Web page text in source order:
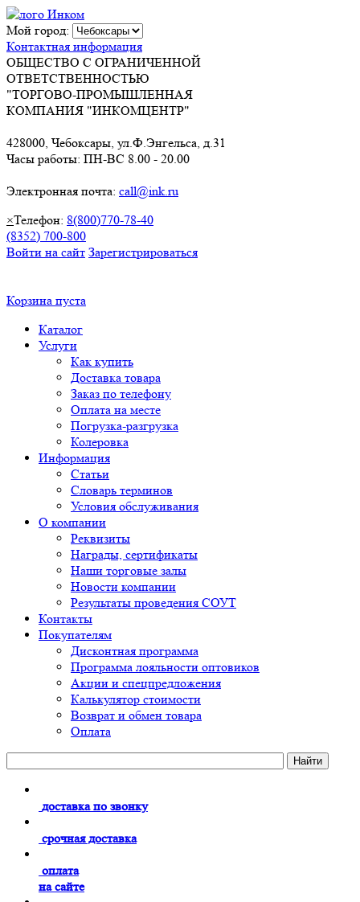
Мой город:
Контактная информация
ОБЩЕСТВО С ОГРАНИЧЕННОЙ
ОТВЕТСТВЕННОСТЬЮ
"ТОРГОВО-ПРОМЫШЛЕННАЯ
КОМПАНИЯ "ИНКОМЦЕНТР"
428000, Чебоксары, ул.Ф.Энгельса, д.31
Часы работы: ПН-ВС 8.00 - 20.00
Электронная почта: call@ink.ru
×Телефон: 8(800)770-78-40
(8352) 700-800
Войти на сайт Зарегистрироваться
Корзина пуста
Каталог
Услуги
Как купить
Доставка товара
Заказ по телефону
Оплата на месте
Погрузка-разгрузка
Колеровка
Информация
Статьи
Словарь терминов
Условия обслуживания
О компании
Реквизиты
Награды, сертификаты
Наши торговые залы
Новости компании
Результаты проведения СОУТ
Контакты
Покупателям
Дисконтная программа
Программа лояльности оптовиков
Акции и спецпредложения
Калькулятор стоимости
Возврат и обмен товара
Оплата
доставка по звонку
срочная доставка
оплата
на сайте